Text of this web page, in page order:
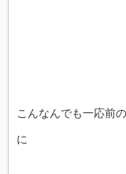
こんなんでも一応前
に